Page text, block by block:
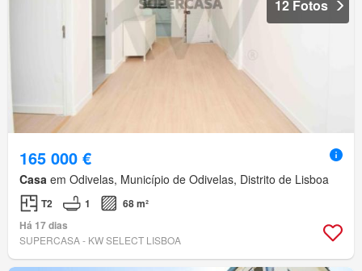
12 Fotos
165 000 €
Casa em Odivelas, Município de Odivelas, Distrito de Lisboa
T2 1
68 m²
Há 17 dias
SUPERCASA - KW SELECT LISBOA